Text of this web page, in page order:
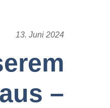
13. Juni 2024
–